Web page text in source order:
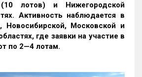
лотов) и Нижегородской
Активность наблюдается в
Новосибирской, Московской и
где заявки на участие в
по 2—4 лотам.